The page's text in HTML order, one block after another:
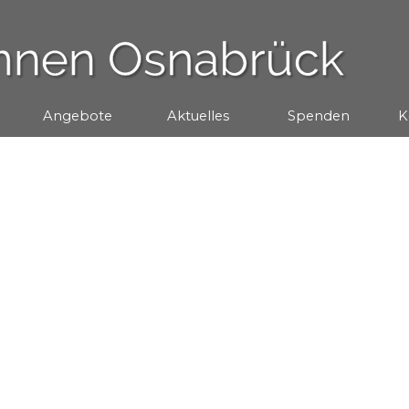
Menü überspringen
▼
Angebote ▼
Aktuelles ▼
Spenden